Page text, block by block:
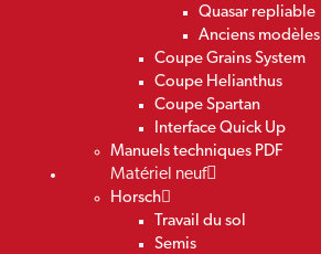
Quasar repliable
Anciens modèles
Coupe Grains System
Coupe Helianthus
Coupe Spartan
Interface Quick Up
Manuels techniques PDF
Matériel neuf
Horsch
Travail du sol
Semis